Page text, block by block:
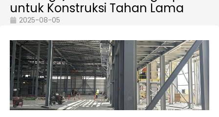
untuk Konstruksi Tahan Lama
2025-08-05